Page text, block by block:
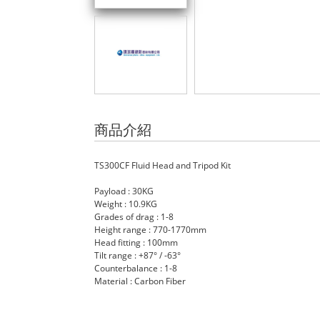
商品介紹
TS300CF Fluid Head and Tripod Kit
Payload : 30KG
Weight : 10.9KG
Grades of drag : 1-8
Height range : 770-1770mm
Head fitting : 100mm
Tilt range : +87° / -63°
Counterbalance : 1-8
Material : Carbon Fiber